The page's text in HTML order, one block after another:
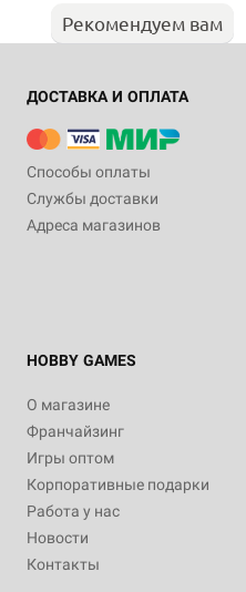
Рекомендуем вам
ДОСТАВКА И ОПЛАТА
Способы оплаты
Службы доставки
Адреса магазинов
HOBBY GAMES
О магазине
Франчайзинг
Игры оптом
Корпоративные подарки
Работа у нас
Новости
Контакты